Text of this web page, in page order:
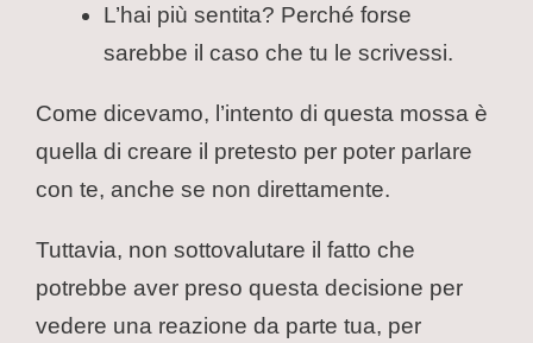
L’hai più sentita? Perché forse
sarebbe il caso che tu le scrivessi.
Come dicevamo, l’intento di questa mossa è
quella di creare il pretesto per poter parlare
con te, anche se non direttamente.
Tuttavia, non sottovalutare il fatto che
potrebbe aver preso questa decisione per
vedere una reazione da parte tua, per